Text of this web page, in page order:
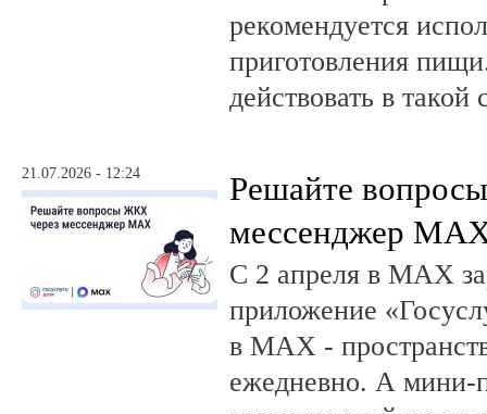
рекомендуется
приготовления
действовать в такой
21.07.2026 - 12:24
Решайте
мессенджер
С 2 апреля в MAX
приложение
в MAX -
ежедневно. А мини-